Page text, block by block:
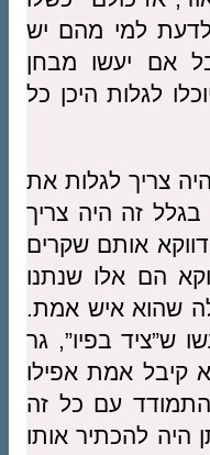
לדעת למי מהם יש
אם יעשו מבחן
לגלות היכן כל
צריך לגלות את
בגלל זה היה צריך
אותם שקרים
הם אלו שנתנו
שהוא איש אמת.
ש”ציד בפיו”, גר
קיבל אמת אפילו
עם כל זה
היה להכתיר אותו